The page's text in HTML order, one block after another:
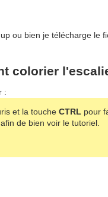
ou bien je télécharge le
colorier
:
et la touche CTRL pour
afin de bien voir le tutoriel.